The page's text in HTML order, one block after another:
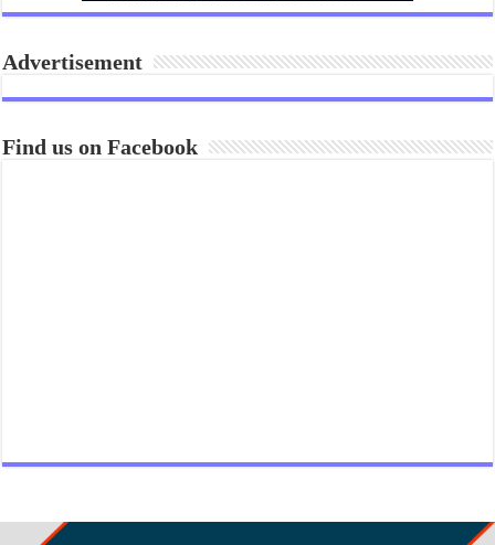
Advertisement
Find us on Facebook